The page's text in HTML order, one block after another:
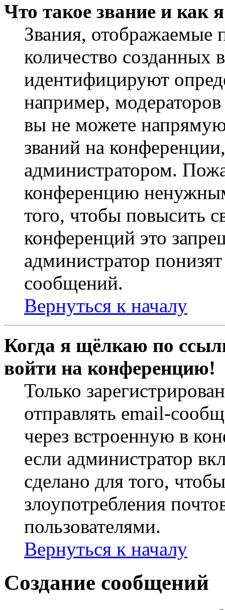
Что такое звание и как
Звания,
количество
идентифицируют
например,
вы не можете
званий на
администратором.
конференцию
того, чтобы повысить
конференций это
администратор
сообщений.
Вернуться к началу
Когда я щёлкаю по
войти на конференцию!
Только
отправлять email-
через встроенную в
если администратор
сделано для того,
злоупотребления
пользователями.
Вернуться к началу
Создание сообщений